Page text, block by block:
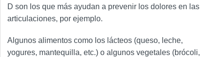
D son los que más ayudan a prevenir los dolores en las
articulaciones, por ejemplo.
Algunos alimentos como los lácteos (queso, leche,
yogures, mantequilla, etc.) o algunos vegetales (brócoli,